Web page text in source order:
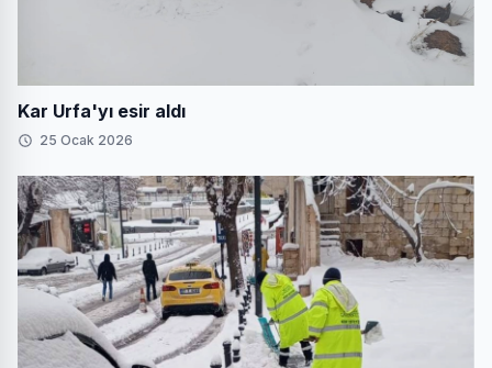
Kar Urfa'yı esir aldı
25 Ocak 2026